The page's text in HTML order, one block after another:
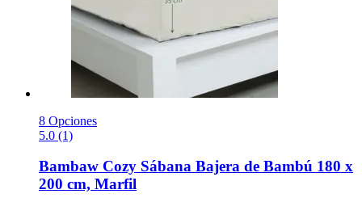
8 Opciones
5.0 (1)
Bambaw Cozy Sábana Bajera de Bambú 180 x
200 cm, Marfil